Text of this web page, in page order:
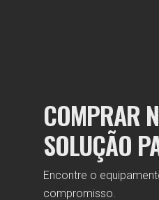
COMPRAR
SOLUÇÃO
Encontre o
compromisso.